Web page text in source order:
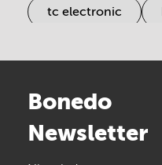
tc electronic
Arturia
the t.bone
Bonedo
Newsletter